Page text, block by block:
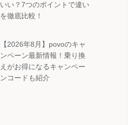
いい？7つのポイントで違い
を徹底比較！
【2026年8月】povoのキャ
ンペーン最新情報！乗り換
えがお得になるキャンペー
ンコードも紹介